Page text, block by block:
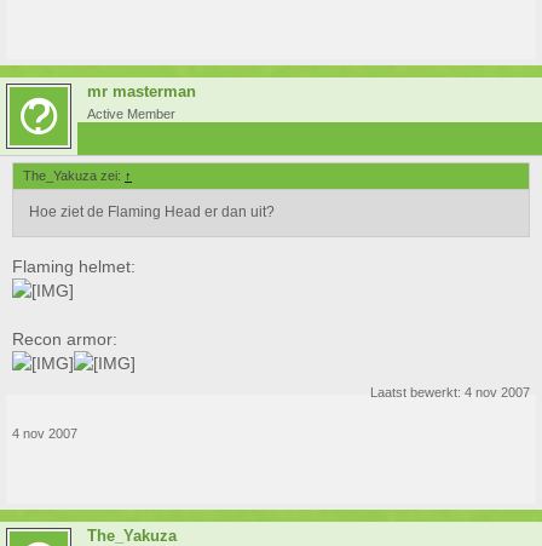
mr masterman
Active Member
The_Yakuza zei: ↑
Hoe ziet de Flaming Head er dan uit?
Flaming helmet:
Recon armor:
Laatst bewerkt: 4 nov 2007
4 nov 2007
The_Yakuza